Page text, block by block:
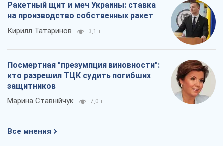
Ракетный щит и меч Украины: ставка
на производство собственных ракет
Кирилл Татаринов 3,1 т.
Посмертная "презумпция виновности":
кто разрешил ТЦК судить погибших
защитников
Марина Ставнійчук 7,0 т.
Все мнения